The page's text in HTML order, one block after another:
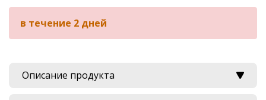
в течение 2 дней
Описание продукта